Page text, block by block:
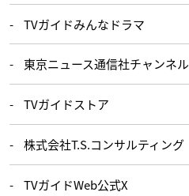
TVガイドみんなドラマ
東京ニュース通信社チャンネル
TVガイドストア
株式会社T.S.コンサルティング
TVガイドWeb公式X